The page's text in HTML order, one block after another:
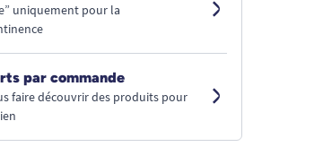
uniquement pour la
par commande
faire découvrir des produits pour